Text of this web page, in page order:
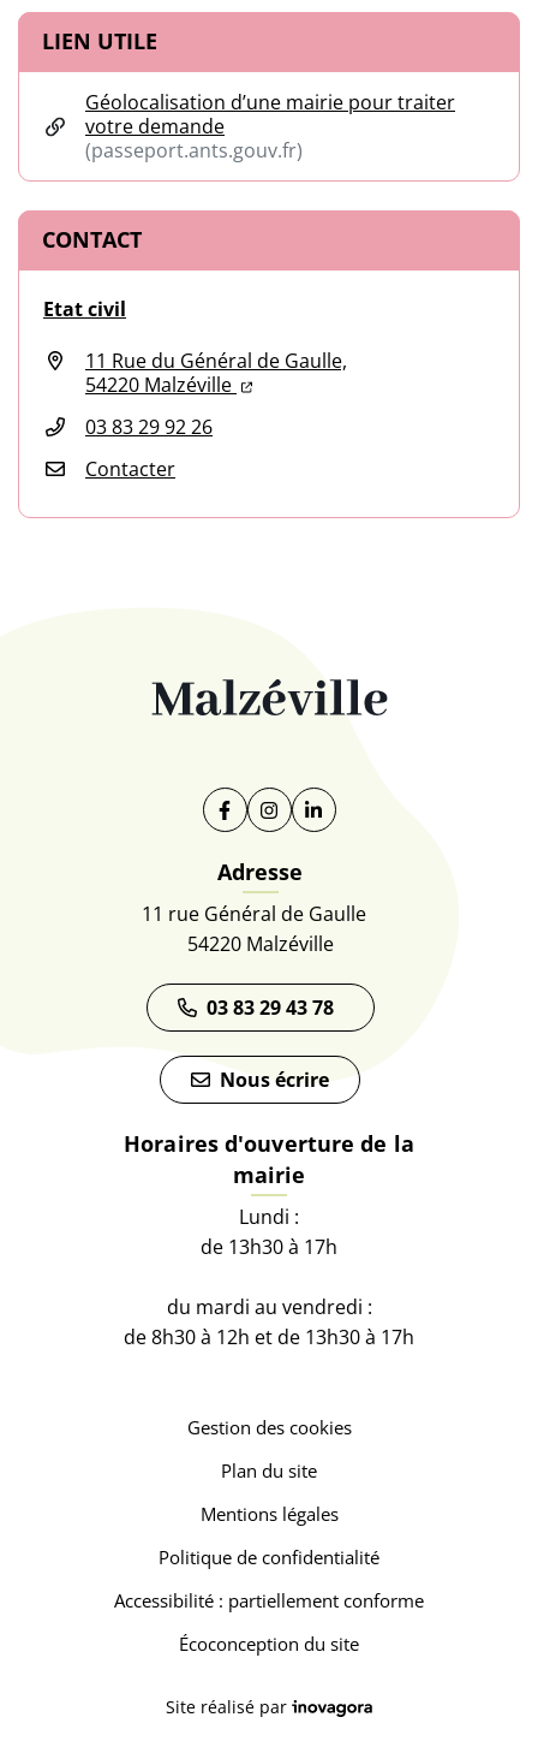
Informations complémentaires
LIEN UTILE
Géolocalisation d’une mairie pour traiter
votre demande
(passeport.ants.gouv.fr)
CONTACT
Etat civil
11 Rue du Général de Gaulle,
54220 Malzéville (ouverture dans un nouvel
(ouverture dans un nouvel
03 83 29 92 26
Contacter
Facebook
(ouverture dans un nouvel onglet)
Instagram
(ouverture dans un nouvel
Linkedin
(ouverture dans un
Adresse
11 rue Général de Gaulle
54220 Malzéville
03 83 29 43 78
Nous écrire
Horaires d'ouverture de la
mairie
Lundi :
de 13h30 à 17h
du mardi au vendredi :
de 8h30 à 12h et de 13h30 à 17h
Gestion des cookies
Plan du site
Mentions légales
Politique de confidentialité
Accessibilité : partiellement conforme
Écoconception du site
Site réalisé parInovagora (ouverture dans un